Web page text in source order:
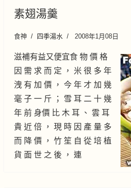
素翅湯羹
食神 四季湯水 2008年1月08日
滋補有益又便宜食 物 價 格
因 需 求 而 定 ， 米 很 多 年
洩 有 加 價 ， 今 年 才 加 幾
毫 子 一 斤 ； 雪 耳 二 十 幾
年 前 身價 比 木 耳 、 雲 耳
貴 近 倍 ， 現 時 因 產 量 多
而 降 價 ， 竹 笙 自 從 培 植
貨 面 世 之 後 ， 連